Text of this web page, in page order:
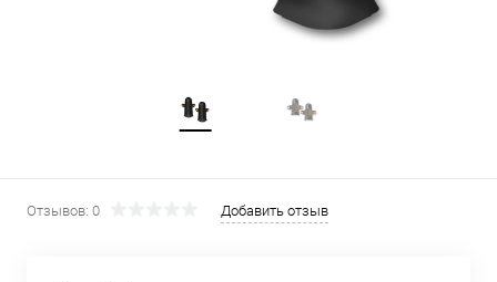
Отзывов: 0 Добавить отзыв